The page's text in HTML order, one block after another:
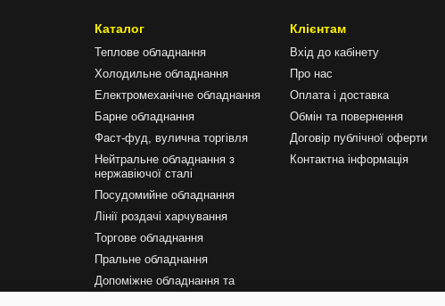
Каталог
Теплове обладнання
Холодильне обладнання
Електромеханічне обладнання
Барне обладнання
Фаст-фуд, вулична торгівля
Нейтральне обладнання з
нержавіючої сталі
Посудомийне обладнання
Лінії роздачі харчування
Торгове обладнання
Пральне обладнання
Допоміжне обладнання та
аксесуари
Клієнтам
Вхід до кабінету
Про нас
Оплата і доставка
Обмін та повернення
Договір публічної оферти
Контактна інформація